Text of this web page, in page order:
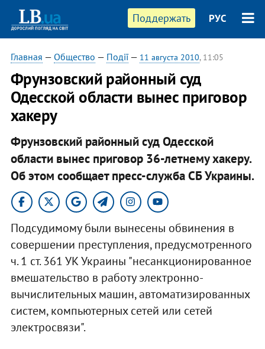
Поддержать РУС
Главная — Общество — Події— 11 августа 2010, 11:05
Фрунзовский районный суд
Одесской области вынес приговор
хакеру
Фрунзовский районный суд Одесской
области вынес приговор 36-летнему хакеру.
Об этом сообщает пресс-служба СБ Украины.
Подсудимому были вынесены обвинения в
совершении преступления, предусмотренного
ч. 1 ст. 361 УК Украины "несанкционированное
вмешательство в работу электронно-
вычислительных машин, автоматизированных
систем, компьютерных сетей или сетей
электросвязи".